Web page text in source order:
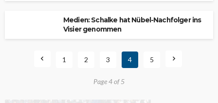
Medien: Schalke hat Nübel-Nachfolger ins
Visier genommen
1 2 3 4 5
Page 4 of 5